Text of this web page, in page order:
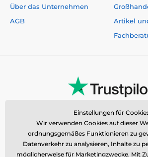
Technische Spezifikationen können
Ankündigung geändert werden. Die
Erziehungshalsbänder 0
Mittelgroße Hunde Große
Für die größten Hunde Für
Über das Unternehmen
AGB
Artikel
Einstellungen für
Wir verwenden Cookies auf dieser
ordnungsgemäßes Funktionieren zu
Datenverkehr zu analysieren, Inhalte zu
möglicherweise für Marketingzwecke. Mit